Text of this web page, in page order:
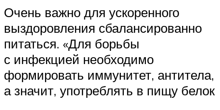
Очень важно для ускоренного
выздоровления сбалансированно
питаться. «Для борьбы
с инфекцией необходимо
формировать иммунитет, антитела,
а значит, употреблять в пищу белок